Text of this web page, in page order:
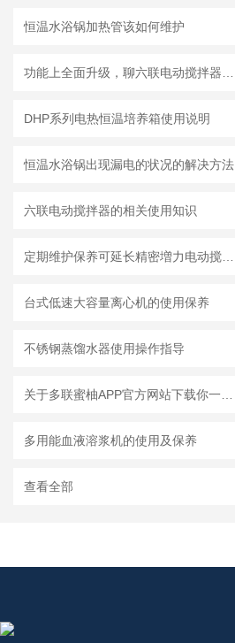
恒温水浴锅加热管该如何维护
DHP系列电热恒温培养箱使用说明
恒温水浴锅出现漏电的状况的解决方法
六联电动搅拌器的相关使用知识
台式低速大容量离心机的使用保养
不锈钢蒸馏水器使用操作指导
多用能血液溶浆机的使用及保养
查看全部